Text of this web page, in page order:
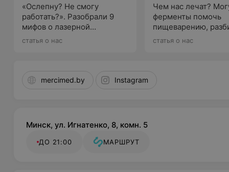
Обязательный профилактический приём детского
12 месяцев и далее рекомендуется не реже одного
частое моргание;
беспричинное слезотечение;
жалобы на болезненность, покраснение радужки,
«Ослепну? Не смогу
работать?». Разобрали 9
мифов о лазерной
коррекции зрения, которые
статья о нас
Чем нас лечат?
ферменты помочь
пищеварению,
вместе с
статья о нас
mercimed.by Instagram
Минск, ул. Игнатенко, 8, комн. 5
ДО 21:00 МАРШРУТ